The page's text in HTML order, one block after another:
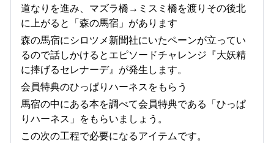
道なりを進み、マズラ橋→ミスミ橋を渡りその後北
に上がると「森の馬宿」があります
森の馬宿にシロツメ新聞社にいたペーンが立ってい
るので話しかけるとエピソードチャレンジ『大妖精
に捧げるセレナーデ』が発生します。
会員特典のひっぱりハーネスをもらう
馬宿の中にある本を調べて会員特典である「ひっぱ
りハーネス」をもらいましょう。
この次の工程で必要になるアイテムです。